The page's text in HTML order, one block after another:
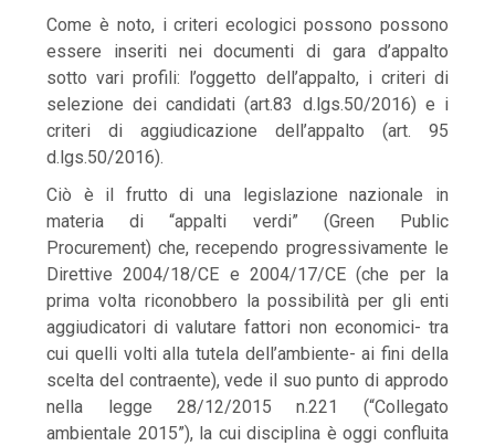
Come è noto, i criteri ecologici possono possono
essere inseriti nei documenti di gara d’appalto
sotto vari profili: l’oggetto dell’appalto, i criteri di
selezione dei candidati (art.83 d.lgs.50/2016) e i
criteri di aggiudicazione dell’appalto (art. 95
d.lgs.50/2016).
Ciò è il frutto di una legislazione nazionale in
materia di “appalti verdi” (Green Public
Procurement) che, recependo progressivamente le
Direttive 2004/18/CE e 2004/17/CE (che per la
prima volta riconobbero la possibilità per gli enti
aggiudicatori di valutare fattori non economici- tra
cui quelli volti alla tutela dell’ambiente- ai fini della
scelta del contraente), vede il suo punto di approdo
nella legge 28/12/2015 n.221 (“Collegato
ambientale 2015”), la cui disciplina è oggi confluita